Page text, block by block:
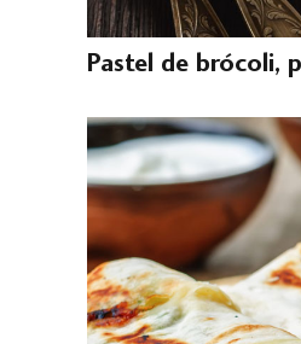
Pastel de brócoli,